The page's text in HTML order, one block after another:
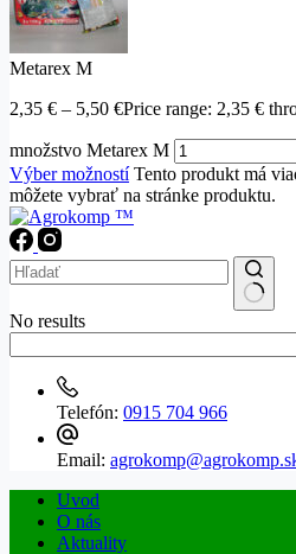
Metarex M
2,35 € – 5,50 €Price range: 2,35 €
množstvo Metarex M
Výber možností Tento produkt má
môžete vybrať na stránke produktu.
No results
Telefón: 0915 704 966
Email:
Uvod
O nás
Aktuality